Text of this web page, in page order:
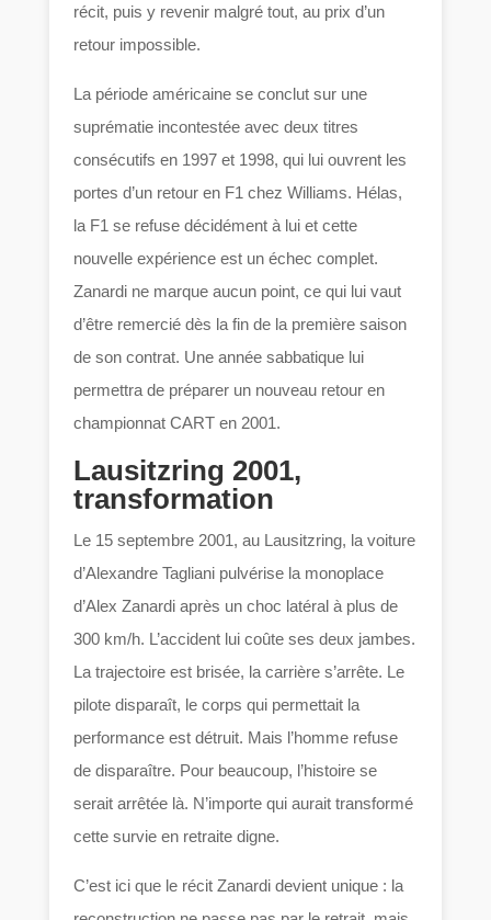
récit, puis y revenir malgré tout, au prix d’un
retour impossible.
La période américaine se conclut sur une
suprématie incontestée avec deux titres
consécutifs en 1997 et 1998, qui lui ouvrent les
portes d’un retour en F1 chez Williams. Hélas,
la F1 se refuse décidément à lui et cette
nouvelle expérience est un échec complet.
Zanardi ne marque aucun point, ce qui lui vaut
d’être remercié dès la fin de la première saison
de son contrat. Une année sabbatique lui
permettra de préparer un nouveau retour en
championnat CART en 2001.
Lausitzring 2001,
transformation
Le 15 septembre 2001, au Lausitzring, la voiture
d’Alexandre Tagliani pulvérise la monoplace
d’Alex Zanardi après un choc latéral à plus de
300 km/h. L’accident lui coûte ses deux jambes.
La trajectoire est brisée, la carrière s’arrête. Le
pilote disparaît, le corps qui permettait la
performance est détruit. Mais l’homme refuse
de disparaître. Pour beaucoup, l’histoire se
serait arrêtée là. N’importe qui aurait transformé
cette survie en retraite digne.
C’est ici que le récit Zanardi devient unique : la